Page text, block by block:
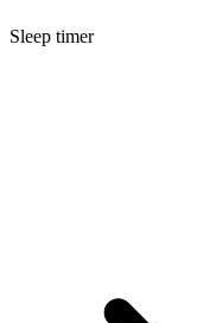
Sleep timer